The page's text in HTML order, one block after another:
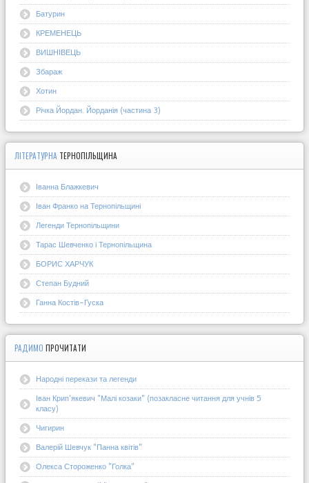
Батурин
КРЕМЕНЕЦЬ
ВИШНІВЕЦЬ
Збараж
Хотин
Річка Йордан. Йорданія (частина 3)
ЛІТЕРАТУРНА ТЕРНОПІЛЬЩИНА
Іванна Блажкевич
Іван Франко на Тернопільщині
Легенди Тернопільщини
Тарас Шевченко і Тернопільщина
БОРИС ХАРЧУК
Степан Будний
Ганна Костів-Гуска
РАДИМО ПРОЧИТАТИ
Народні перекази та легенди
Іван Крип'якевич "Малі козаки" (позакласне читання для учнів 5
класу)
Чигирин
Валерій Шевчук "Панна квітів"
Олекса Стороженко "Голка"